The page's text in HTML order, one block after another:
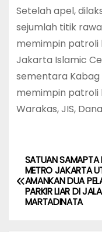
Setelah apel,
sejumlah titik
memimpin patroli
Jakarta Islamic
sementara Kabag
memimpin patroli
Warakas, JIS,
P
o
s
SATUAN SAMAPTA
METRO JAKARTA
AMANKAN DUA
PARKIR LIAR DI
MARTADINATA